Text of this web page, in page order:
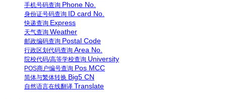
手机号码查询 Phone No.
身份证号码查询 ID card No.
快递查询 Express
天气查询 Weather
邮政编码查询 Postal Code
行政区划代码查询 Area No.
院校代码/高等学校查询 University
POS商户编号查询 Pos MCC
简体与繁体转换 Big5 CN
自然语言在线翻译 Translate